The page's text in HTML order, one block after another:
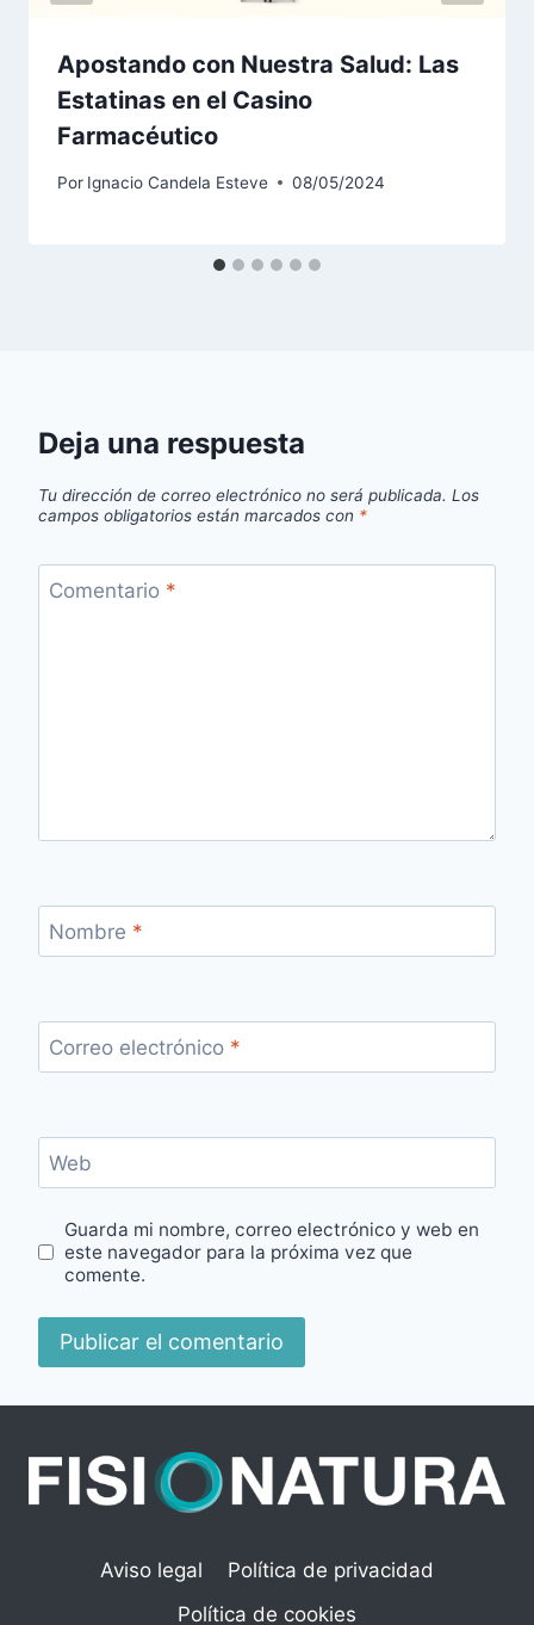
Apostando con Nuestra Salud: Las
Estatinas en el Casino
Farmacéutico
Por Ignacio Candela Esteve 08/05/2024
Deja una respuesta
Tu dirección de correo electrónico no será publicada. Los
campos obligatorios están marcados con *
Comentario *
Nombre *
Correo electrónico *
Web
Guarda mi nombre, correo electrónico y web en
este navegador para la próxima vez que
comente.
Aviso legal
Política de privacidad
Política de cookies